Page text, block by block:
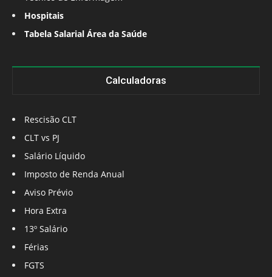
Hospitais
Tabela Salarial Área da Saúde
Calculadoras
Rescisão CLT
CLT vs PJ
Salário Líquido
Imposto de Renda Anual
Aviso Prévio
Hora Extra
13º Salário
Férias
FGTS